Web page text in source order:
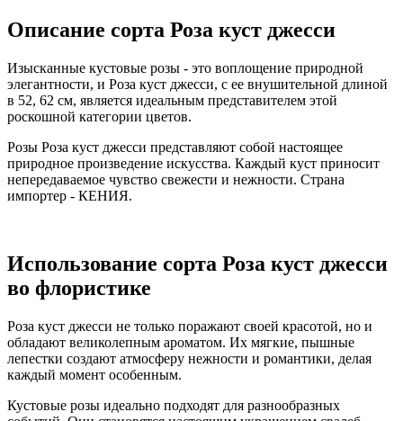
Описание сорта Роза куст джесси
Изысканные кустовые розы - это воплощение природной
элегантности, и Роза куст джесси, с ее внушительной длиной
в 52, 62 см, является идеальным представителем этой
роскошной категории цветов.
Розы Роза куст джесси представляют собой настоящее
природное произведение искусства. Каждый куст приносит
непередаваемое чувство свежести и нежности. Страна
импортер - КЕНИЯ.
Использование сорта Роза куст джесси
во флористике
Роза куст джесси не только поражают своей красотой, но и
обладают великолепным ароматом. Их мягкие, пышные
лепестки создают атмосферу нежности и романтики, делая
каждый момент особенным.
Кустовые розы идеально подходят для разнообразных